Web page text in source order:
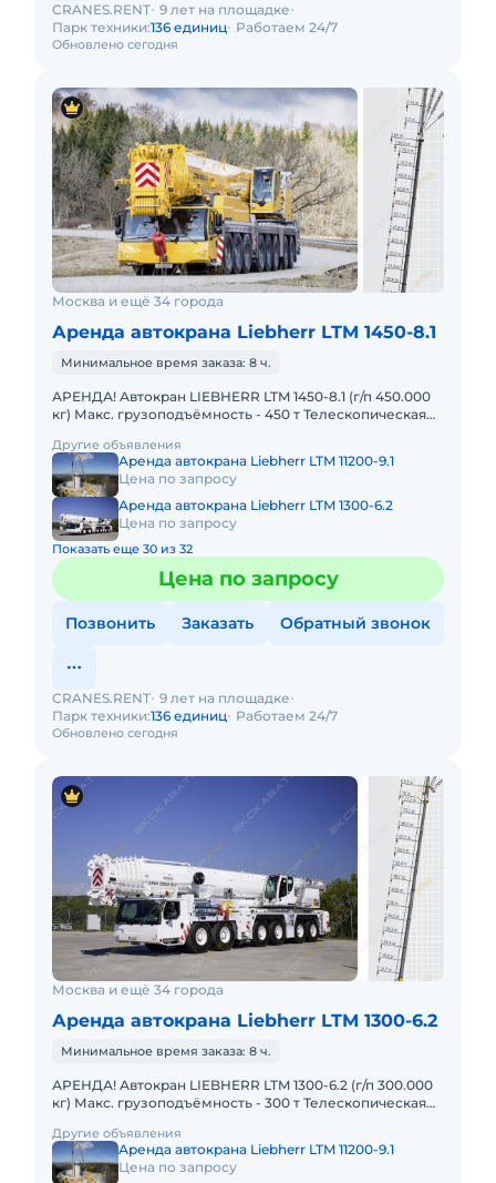
Обновлено сегодня
CRANES.RENT 9 лет на площадке
Парк техники:136 единиц Работаем 24/7
Москва и ещё 34 города
Аренда автокрана Liebherr LTM 1450-8.1
Минимальное время заказа: 8 ч.
АРЕНДА! Автокран LIEBHERR LTM 1450-8.1 (г/п 450.000
кг) Макс. грузоподъёмность - 450 т Телескопическая
Другие объявления
Аренда автокрана Liebherr LTM 11200-9.1
Цена по запросу
Аренда автокрана Liebherr LTM 1300-6.2
Цена по запросу
Показать еще 30 из 32
Цена по запросу
Позвонить Заказать Обратный звонок
Обновлено сегодня
CRANES.RENT 9 лет на площадке
Парк техники:136 единиц Работаем 24/7
Москва и ещё 34 города
Аренда автокрана Liebherr LTM 1300-6.2
Минимальное время заказа: 8 ч.
АРЕНДА! Автокран LIEBHERR LTM 1300-6.2 (г/п 300.000
кг) Макс. грузоподъёмность - 300 т Телескопическая
Другие объявления
Аренда автокрана Liebherr LTM 11200-9.1
Цена по запросу